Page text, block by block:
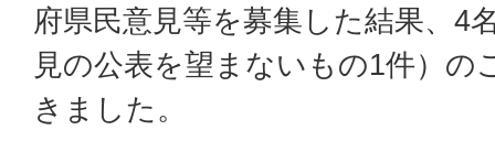
府県民意見等を募集した結果、4
見の公表を望まないもの1件）の
きました。